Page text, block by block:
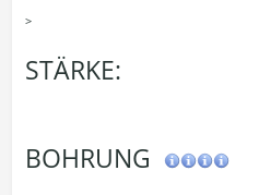
>
STÄRKE:
BOHRUNG